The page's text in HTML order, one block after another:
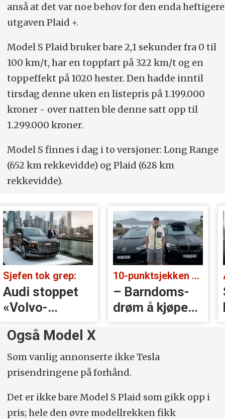
anså at det var noe behov for den enda heftigere
utgaven Plaid +.
Model S Plaid bruker bare 2,1 sekunder fra 0 til
100 km/t, har en toppfart på 322 km/t og en
toppeffekt på 1020 hester. Den hadde inntil
tirsdag denne uken en listepris på 1.199.000
kroner - over natten ble denne satt opp til
1.299.000 kroner.
Model S finnes i dag i to versjoner: Long Range
(652 km rekkevidde) og Plaid (628 km
rekkevidde).
Sjefen tok grep:
Audi stoppet
«Volvo-
håndtak» rett
før lansering
10-punktsjekken med Christian Paasche:
– Barndoms­
drøm å kjøpe
BMW
Også Model X
Som vanlig annonserte ikke Tesla
prisendringene på forhånd.
Det er ikke bare Model S Plaid som gikk opp i
pris; hele den øvre modellrekken fikk